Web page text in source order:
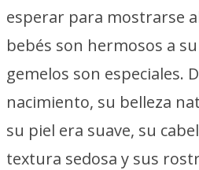
esperar para mostrarse
bebés son hermosos a
gemelos son especiales.
nacimiento, su belleza
su piel era suave, su
textura sedosa y sus